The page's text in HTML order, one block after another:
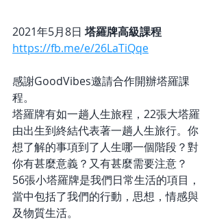
2021年5月8日 塔羅牌高級課程
https://fb.me/e/26LaTiQqe
感謝GoodVibes邀請合作開辦塔羅課
程。
塔羅牌有如一趟人生旅程，22張大塔羅
由出生到終結代表著一趟人生旅行。你
想了解的事項到了人生哪一個階段？對
你有甚麼意義？又有甚麼需要注意？
56張小塔羅牌是我們日常生活的項目，
當中包括了我們的行動，思想，情感與
及物質生活。